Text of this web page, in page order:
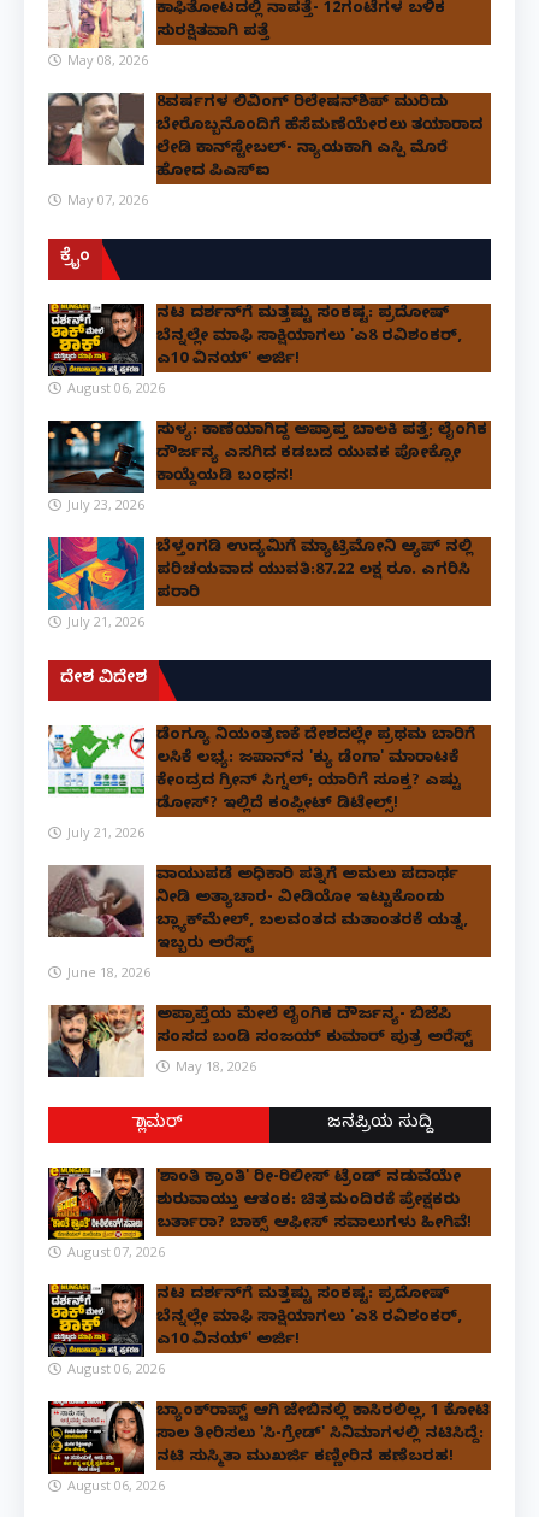
ಕಾಫಿತೋಟದಲ್ಲಿ ನಾಪತ್ತೆ- 12ಗಂಟೆಗಳ ಬಳಿಕ
ಸುರಕ್ಷಿತವಾಗಿ ಪತ್ತೆ
May 08, 2026
8ವರ್ಷಗಳ ಲಿವಿಂಗ್‌ ರಿಲೇಷನ್‌ಶಿಪ್ ಮುರಿದು
ಬೇರೊಬ್ಬನೊಂದಿಗೆ ಹೆಸೆಮಣೆಯೇರಲು ತಯಾರಾದ
ಲೇಡಿ ಕಾನ್‌ಸ್ಟೇಬಲ್- ನ್ಯಾಯಕ್ಕಾಗಿ ಎಸ್ಪಿ ಮೊರೆ
ಹೋದ ಪಿಎಸ್ಐ
May 07, 2026
ಕ್ರೈಂ
ನಟ ದರ್ಶನ್‌ಗೆ ಮತ್ತಷ್ಟು ಸಂಕಷ್ಟ: ಪ್ರದೋಷ್
ಬೆನ್ನಲ್ಲೇ ಮಾಫಿ ಸಾಕ್ಷಿಯಾಗಲು 'ಎ8 ರವಿಶಂಕರ್,
ಎ10 ವಿನಯ್' ಅರ್ಜಿ!
August 06, 2026
ಸುಳ್ಯ: ಕಾಣೆಯಾಗಿದ್ದ ಅಪ್ರಾಪ್ತ ಬಾಲಕಿ ಪತ್ತೆ; ಲೈಂಗಿಕ
ದೌರ್ಜನ್ಯ ಎಸಗಿದ ಕಡಬದ ಯುವಕ ಪೋಕ್ಸೋ
ಕಾಯ್ದೆಯಡಿ ಬಂಧನ!
July 23, 2026
ಬೆಳ್ತಂಗಡಿ ಉದ್ಯಮಿಗೆ ಮ್ಯಾಟ್ರಿಮೋನಿ ಆ್ಯಪ್ ನಲ್ಲಿ
ಪರಿಚಯವಾದ ಯುವತಿ:87.22 ಲಕ್ಷ ರೂ. ಎಗರಿಸಿ
ಪರಾರಿ
July 21, 2026
ದೇಶ ವಿದೇಶ
ಡೆಂಗ್ಯೂ ನಿಯಂತ್ರಣಕ್ಕೆ ದೇಶದಲ್ಲೇ ಪ್ರಥಮ ಬಾರಿಗೆ
ಲಸಿಕೆ ಲಭ್ಯ: ಜಪಾನ್‌ನ 'ಕ್ಯು ಡೆಂಗಾ' ಮಾರಾಟಕ್ಕೆ
ಕೇಂದ್ರದ ಗ್ರೀನ್ ಸಿಗ್ನಲ್; ಯಾರಿಗೆ ಸೂಕ್ತ? ಎಷ್ಟು
ಡೋಸ್? ಇಲ್ಲಿದೆ ಕಂಪ್ಲೀಟ್ ಡಿಟೇಲ್ಸ್!
July 21, 2026
ವಾಯುಪಡೆ ಅಧಿಕಾರಿ ಪತ್ನಿಗೆ ಅಮಲು ಪದಾರ್ಥ
ನೀಡಿ ಅತ್ಯಾಚಾರ- ವೀಡಿಯೋ ಇಟ್ಟುಕೊಂಡು
ಬ್ಲ್ಯಾಕ್‌ಮೇಲ್, ಬಲವಂತದ ಮತಾಂತರಕ್ಕೆ ಯತ್ನ,
ಇಬ್ಬರು ಅರೆಸ್ಟ್
June 18, 2026
ಅಪ್ರಾಪ್ತೆಯ ಮೇಲೆ ಲೈಂಗಿಕ ದೌರ್ಜನ್ಯ- ಬಿಜೆಪಿ
ಸಂಸದ ಬಂಡಿ ಸಂಜಯ್ ಕುಮಾರ್ ಪುತ್ರ ಅರೆಸ್ಟ್
May 18, 2026
ಗ್ಲಾಮರ್ ಜನಪ್ರಿಯ ಸುದ್ದಿ
'ಶಾಂತಿ ಕ್ರಾಂತಿ' ರೀ-ರಿಲೀಸ್ ಟ್ರೆಂಡ್ ನಡುವೆಯೇ
ಶುರುವಾಯ್ತು ಆತಂಕ: ಚಿತ್ರಮಂದಿರಕ್ಕೆ ಪ್ರೇಕ್ಷಕರು
ಬರ್ತಾರಾ? ಬಾಕ್ಸ್ ಆಫೀಸ್ ಸವಾಲುಗಳು ಹೀಗಿವೆ!
August 07, 2026
ನಟ ದರ್ಶನ್‌ಗೆ ಮತ್ತಷ್ಟು ಸಂಕಷ್ಟ: ಪ್ರದೋಷ್
ಬೆನ್ನಲ್ಲೇ ಮಾಫಿ ಸಾಕ್ಷಿಯಾಗಲು 'ಎ8 ರವಿಶಂಕರ್,
ಎ10 ವಿನಯ್' ಅರ್ಜಿ!
August 06, 2026
ಬ್ಯಾಂಕ್‌ರಾಪ್ಟ್‌ ಆಗಿ ಜೇಬಿನಲ್ಲಿ ಕಾಸಿರಲಿಲ್ಲ, ₹1 ಕೋಟಿ
ಸಾಲ ತೀರಿಸಲು 'ಸಿ-ಗ್ರೇಡ್' ಸಿನಿಮಾಗಳಲ್ಲಿ ನಟಿಸಿದ್ದೆ:
ನಟಿ ಸುಸ್ಮಿತಾ ಮುಖರ್ಜಿ ಕಣ್ಣೀರಿನ ಹಣೆಬರಹ!
August 06, 2026